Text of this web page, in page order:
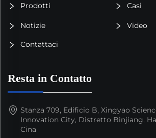
Prodotti Casi
Notizie Video
Contattaci
Resta in Contatto
Stanza 709, Edificio B, Xingyao
Innovation City, Distretto Binjiang,
Cina